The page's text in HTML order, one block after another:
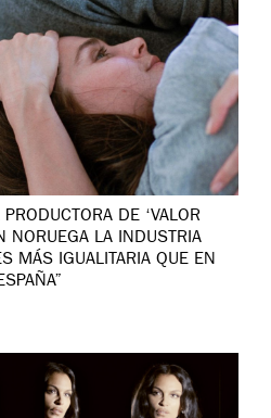
DE ‘VALOR
NORUEGA LA INDUSTRIA
MÁS IGUALITARIA QUE EN